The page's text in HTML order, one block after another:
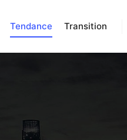
Tendance Transition